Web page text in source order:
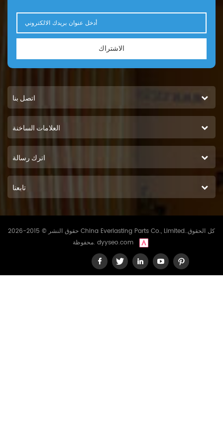
الاشتراك
اتصل بنا
العلامات الساخنة
اترك رسالة
تابعنا
حقوق النشر © 2015-2026 China Everlasting Parts Co., Limited..كل الحقوق
محفوظة. dyyseo.com